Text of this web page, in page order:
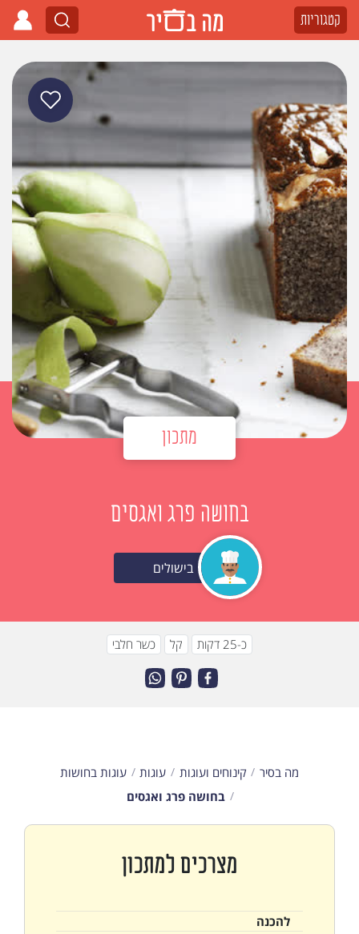
קטגוריות
מתכון
בחושה פרג ואגסים
בישולים
כ-25 דקות קל כשר חלבי
מה בסיר קינוחים ועוגות עוגות
עוגות בחושות
בחושה פרג ואגסים
מצרכים למתכון
להכנה